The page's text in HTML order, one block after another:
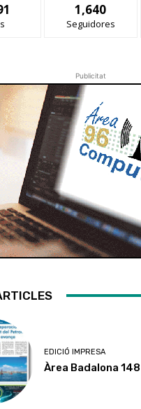
1,640
Seguidores
Publicitat
EDICIÓ IMPRESA
Àrea Badalona